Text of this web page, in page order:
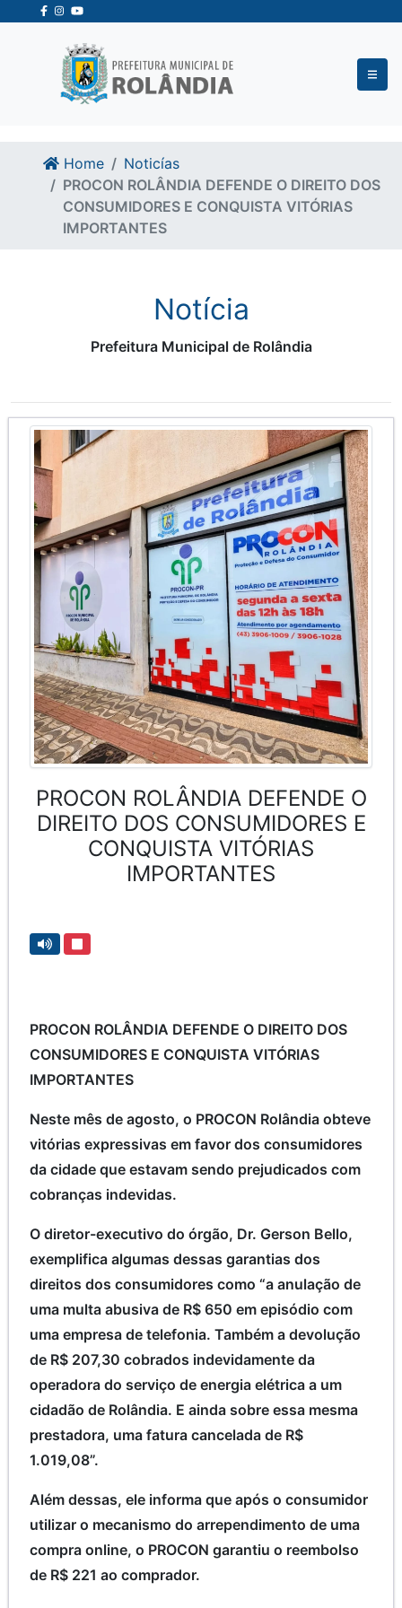
Ir para o conteudo
Ir para o fim do conteudo
Home
Noticías
PROCON ROLÂNDIA DEFENDE O DIREITO DOS
CONSUMIDORES E CONQUISTA VITÓRIAS
IMPORTANTES
Notícia
Prefeitura Municipal de Rolândia
PROCON ROLÂNDIA DEFENDE O
DIREITO DOS CONSUMIDORES E
CONQUISTA VITÓRIAS
IMPORTANTES
PROCON ROLÂNDIA DEFENDE O DIREITO DOS
CONSUMIDORES E CONQUISTA VITÓRIAS
IMPORTANTES
Neste mês de agosto, o PROCON Rolândia obteve
vitórias expressivas em favor dos consumidores
da cidade que estavam sendo prejudicados com
cobranças indevidas.
O diretor-executivo do órgão, Dr. Gerson Bello,
exemplifica algumas dessas garantias dos
direitos dos consumidores como “a anulação de
uma multa abusiva de R$ 650 em episódio com
uma empresa de telefonia. Também a devolução
de R$ 207,30 cobrados indevidamente da
operadora do serviço de energia elétrica a um
cidadão de Rolândia. E ainda sobre essa mesma
prestadora, uma fatura cancelada de R$
1.019,08”.
Além dessas, ele informa que após o consumidor
utilizar o mecanismo do arrependimento de uma
compra online, o PROCON garantiu o reembolso
de R$ 221 ao comprador.